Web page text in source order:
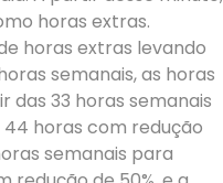
horas extras.
horas extras levando
semanais, as horas
33 horas semanais
horas com redução
semanais para